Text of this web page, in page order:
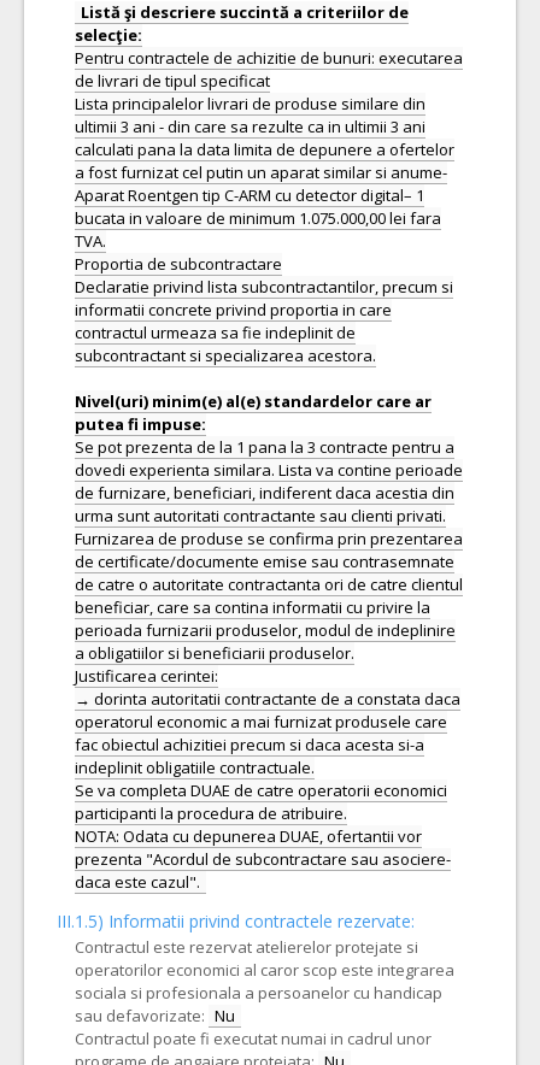
Listă şi descriere succintă a criteriilor de
Pentru contractele de achizitie de bunuri: executarea
de livrari de tipul specificat
Lista principalelor livrari de produse similare din
ultimii 3 ani - din care sa rezulte ca in ultimii 3 ani
calculati pana la data limita de depunere a ofertelor
a fost furnizat cel putin un aparat similar si anume-
Aparat Roentgen tip C-ARM cu detector digital– 1
bucata in valoare de minimum 1.075.000,00 lei fara
TVA.
Proportia de subcontractare
Declaratie privind lista subcontractantilor, precum si
informatii concrete privind proportia in care
contractul urmeaza sa fie indeplinit de
subcontractant si specializarea acestora.
Nivel(uri) minim(e) al(e) standardelor care ar
Se pot prezenta de la 1 pana la 3 contracte pentru a
dovedi experienta similara. Lista va contine perioade
de furnizare, beneficiari, indiferent daca acestia din
urma sunt autoritati contractante sau clienti privati.
Furnizarea de produse se confirma prin prezentarea
de certificate/documente emise sau contrasemnate
de catre o autoritate contractanta ori de catre clientul
beneficiar, care sa contina informatii cu privire la
perioada furnizarii produselor, modul de indeplinire
a obligatiilor si beneficiarii produselor.
Justificarea cerintei:
→ dorinta autoritatii contractante de a constata daca
operatorul economic a mai furnizat produsele care
fac obiectul achizitiei precum si daca acesta si-a
indeplinit obligatiile contractuale.
Se va completa DUAE de catre operatorii economici
participanti la procedura de atribuire.
NOTA: Odata cu depunerea DUAE, ofertantii vor
prezenta "Acordul de subcontractare sau asociere-
III.1.5) Informatii privind contractele rezervate:
Contractul este rezervat atelierelor protejate si
operatorilor economici al caror scop este integrarea
sociala si profesionala a persoanelor cu handicap
sau defavorizate: Nu
Contractul poate fi executat numai in cadrul unor